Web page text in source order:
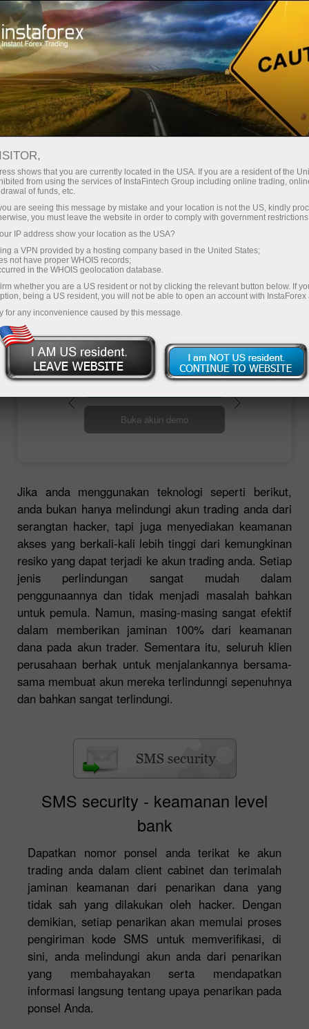
Keamanan dengan InstaForex
Keamanan dengan
InstaForex
Membuka akun pada Perusahaan InstaForex,
klien akan menerima perlindungan sepenuhnya
dalam aspek finansial dan teknis. Selain itu,
kebanyakan dari teknologi yang digunakan
oleh Perusahaan InstaForex memiliki
perlindungan level bank.
Buka akun trading
Buka akun demo
Jika anda menggunakan teknologi seperti berikut,
anda bukan hanya melindungi akun trading anda dari
serangtan hacker, tapi juga menyediakan keamanan
akses yang berkali-kali lebih tinggi dari kemungkinan
resiko yang dapat terjadi ke akun trading anda. Setiap
jenis perlindungan sangat mudah dalam
penggunaannya dan tidak menjadi masalah bahkan
untuk pemula. Namun, masing-masing sangat efektif
dalam memberikan jaminan 100% dari keamanan
dana pada akun trader. Sementara itu, seluruh klien
perusahaan berhak untuk menjalankannya bersama-
sama membuat akun mereka terlindunngi sepenuhnya
dan bahkan sangat terlindungi.
SMS security - keamanan level
bank
Dapatkan nomor ponsel anda terikat ke akun
trading anda dalam client cabinet dan terimalah
jaminan keamanan dari penarikan dana yang
tidak sah yang dilakukan oleh hacker. Dengan
demikian, setiap penarikan akan memulai proses
pengiriman kode SMS untuk memverifikasi, di
sini, anda melindungi akun anda dari penarikan
yang membahayakan serta mendapatkan
informasi langsung tentang upaya penarikan pada
ponsel Anda.
shows that you are currently located in the USA. If you are a resident of the
from using the services of InstaFintech Group including online trading,
of funds, etc.
are seeing this message by mistake and your location is not the US, kindly
you must leave the website in order to comply with government
IP address show your location as the USA?
a VPN provided by a hosting company based in the United States;
not have proper WHOIS records;
in the WHOIS geolocation database.
whether you are a US resident or not by clicking the relevant button below. If
being a US resident, you will not be able to open an account with InstaForex
for any inconvenience caused by this message.